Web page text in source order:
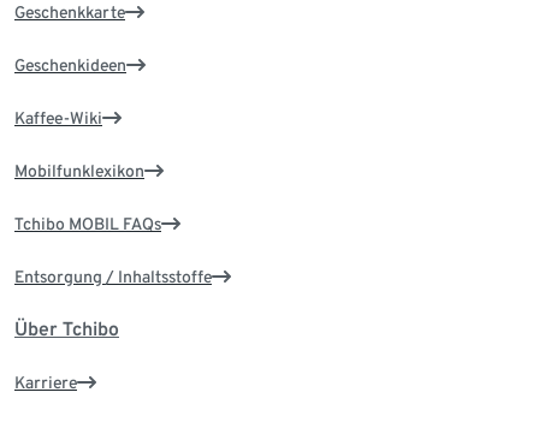
Geschenkkarte
Geschenkideen
Kaffee-Wiki
Mobilfunklexikon
Tchibo MOBIL FAQs
Entsorgung / Inhaltsstoffe
Über Tchibo
Karriere